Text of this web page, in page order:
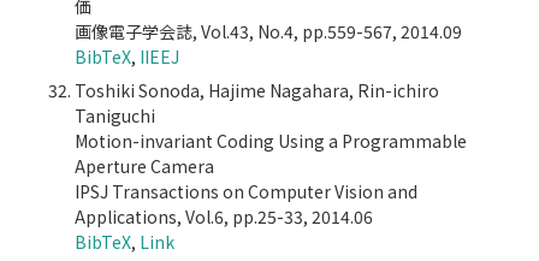
価
画像電子学会誌, Vol.43, No.4, pp.559-567, 2014.09
BibTeX, IIEEJ
Toshiki Sonoda, Hajime Nagahara, Rin-ichiro
Taniguchi
Motion-invariant Coding Using a Programmable
Aperture Camera
IPSJ Transactions on Computer Vision and
Applications, Vol.6, pp.25-33, 2014.06
BibTeX, Link